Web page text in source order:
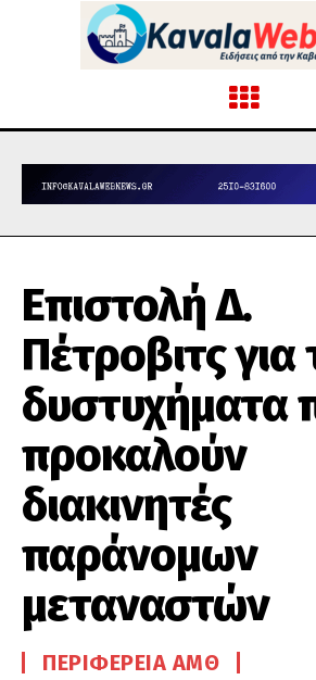
Επιστολή Δ.
Πέτροβιτς για
δυστυχήματα
προκαλούν
διακινητές
παράνομων
μεταναστών
ΠΕΡΙΦΈΡΕΙΑ ΑΜΘ